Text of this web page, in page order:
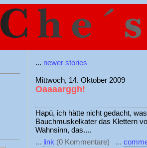
... newer stories
Mittwoch, 14. Oktober 2009
Oaaaarggh!
Hapü, ich hätte nicht gedacht,
Bauchmuskelkater das Klettern
Wahnsinn, das....
... link (0 Kommentare) ...